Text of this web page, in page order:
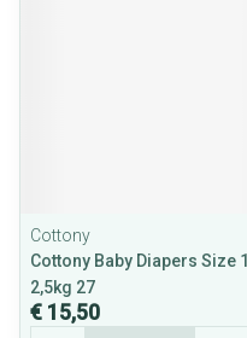
Cottony
Cottony Baby Diapers Size 1
2,5kg 27
€ 15,50